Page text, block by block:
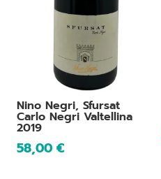
Nino Negri, Sfursat
Carlo Negri Valtellina
2019
58,00 €